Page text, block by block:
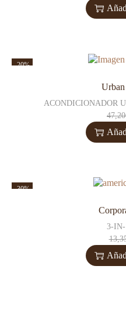
-20%
ACONDICIONADOR
47,20
-30%
3-IN-